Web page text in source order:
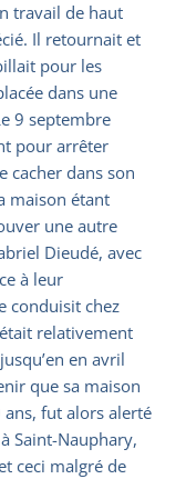
travail de haut
Il retournait et
pour les
dans une
9 septembre
pour arrêter
cacher dans son
maison étant
une autre
Dieudé, avec
à leur
conduisit chez
relativement
en avril
que sa maison
fut alors alerté
Saint-Nauphary,
ceci malgré de